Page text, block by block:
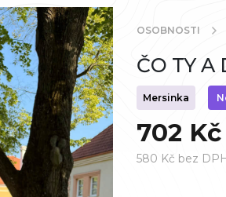
OSOBNOSTI
ČO TY
Mersinka
702 Kč
580 Kč bez